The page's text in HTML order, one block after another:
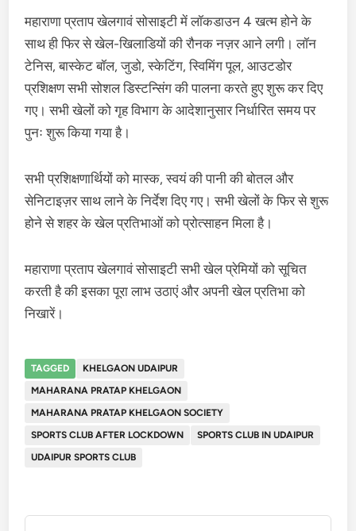
महाराणा प्रताप खेलगावं सोसाइटी में लॉकडाउन 4 खत्म होने के
साथ ही फिर से खेल-खिलाडियों की रौनक नज़र आने लगी। लॉन
टेनिस, बास्केट बॉल, जुडो, स्केटिंग, स्विमिंग पूल, आउटडोर
प्रशिक्षण सभी सोशल डिस्टन्सिंग की पालना करते हुए शुरू कर दिए
गए। सभी खेलों को गृह विभाग के आदेशानुसार निर्धारित समय पर
पुनः शुरू किया गया है।
सभी प्रशिक्षणार्थियों को मास्क, स्वयं की पानी की बोतल और
सेनिटाइज़र साथ लाने के निर्देश दिए गए। सभी खेलों के फिर से शुरू
होने से शहर के खेल प्रतिभाओं को प्रोत्साहन मिला है।
महाराणा प्रताप खेलगावं सोसाइटी सभी खेल प्रेमियों को सूचित
करती है की इसका पूरा लाभ उठाएं और अपनी खेल प्रतिभा को
निखारें।
TAGGED
KHELGAON UDAIPUR
MAHARANA PRATAP KHELGAON
MAHARANA PRATAP KHELGAON SOCIETY
SPORTS CLUB AFTER LOCKDOWN
SPORTS CLUB IN UDAIPUR
UDAIPUR SPORTS CLUB